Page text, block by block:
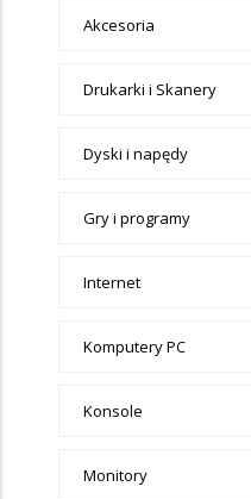
Akcesoria
Drukarki i Skanery
Dyski i napędy
Gry i programy
Internet
Komputery PC
Konsole
Monitory